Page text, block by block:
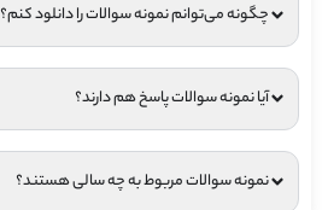
چگونه می‌توانم نمونه سوالات را دانلود کنم؟
آیا نمونه سوالات پاسخ هم دارند؟
نمونه سوالات مربوط به چه سالی هستند؟